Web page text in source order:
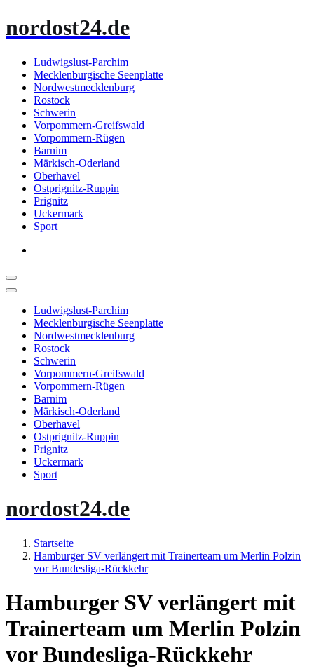
Inhalt
nordost24.de
Ludwigslust-Parchim
Mecklenburgische Seenplatte
Nordwestmecklenburg
Rostock
Schwerin
Vorpommern-Greifswald
Vorpommern-Rügen
Barnim
Märkisch-Oderland
Oberhavel
Ostprignitz-Ruppin
Prignitz
Uckermark
Sport
Ludwigslust-Parchim
Mecklenburgische Seenplatte
Nordwestmecklenburg
Rostock
Schwerin
Vorpommern-Greifswald
Vorpommern-Rügen
Barnim
Märkisch-Oderland
Oberhavel
Ostprignitz-Ruppin
Prignitz
Uckermark
Sport
nordost24.de
Startseite
Hamburger SV verlängert mit Trainerteam um Merlin Polzin
vor Bundesliga-Rückkehr
Hamburger SV verlängert mit
Trainerteam um Merlin Polzin
vor Bundesliga-Rückkehr